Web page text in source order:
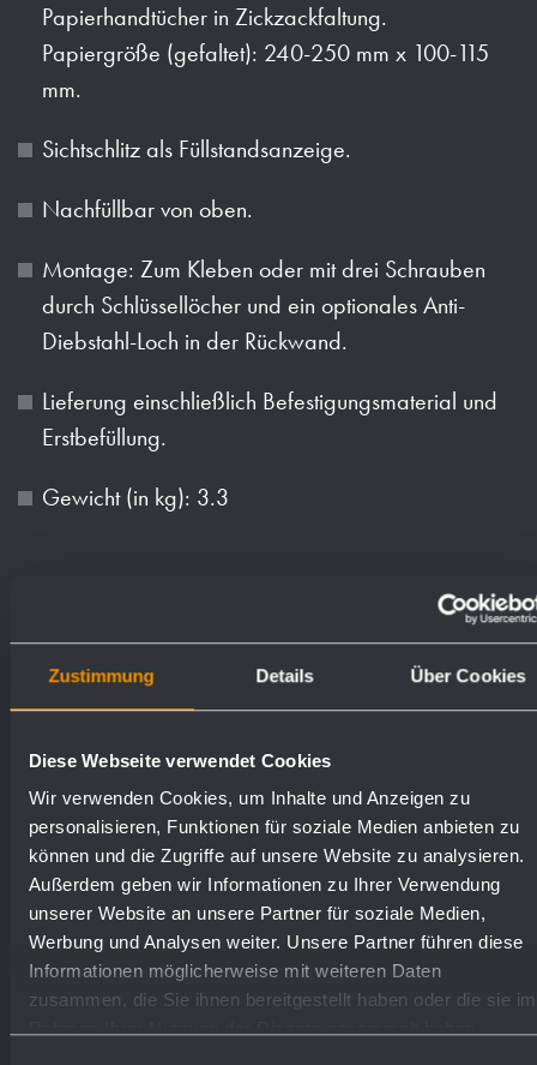
Zustimmung Details Über Cookies
Diese Webseite verwendet Cookies
Wir verwenden Cookies, um Inhalte und Anzeigen zu
personalisieren, Funktionen für soziale Medien anbieten zu
können und die Zugriffe auf unsere Website zu analysieren.
Außerdem geben wir Informationen zu Ihrer Verwendung
unserer Website an unsere Partner für soziale Medien,
Werbung und Analysen weiter. Unsere Partner führen diese
Informationen möglicherweise mit weiteren Daten
zusammen, die Sie ihnen bereitgestellt haben oder die sie im
Papierhandtücher in Zickzackfaltung.
Papiergröße (gefaltet): 240-250 mm x 100-115
mm.
Sichtschlitz als Füllstandsanzeige.
Nachfüllbar von oben.
Montage: Zum Kleben oder mit drei Schrauben
durch Schlüssellöcher und ein optionales Anti-
Diebstahl-Loch in der Rückwand.
Lieferung einschließlich Befestigungsmaterial und
Erstbefüllung.
Gewicht (in kg): 3.3
Bestellnummern
matt geschliffen (standard) 727346
Textvorschlag für Ausschreibungen:
Handtuchspender aus Edelstahl
(Chromnickelstahl WN 1.4301) für Aufputz-
Montage. Ganzedelstahlgehäuse, oben offen;
Sichtflächen matt geschliffen und gebürstet.